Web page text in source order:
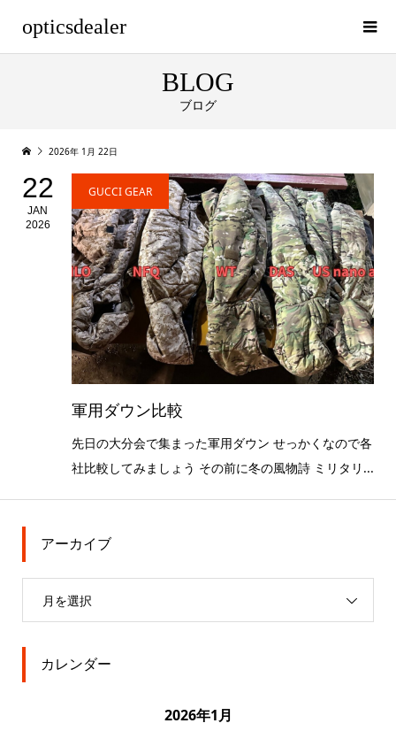
opticsdealer
BLOG
ブログ
2026年 1月 22日
22
JAN
2026
GUCCI GEAR
軍用ダウン比較
先日の大分会で集まった軍用ダウン せっかくなので各
社比較してみましょう その前に冬の風物詩 ミリタリ...
アーカイブ
月を選択
カレンダー
2026年1月